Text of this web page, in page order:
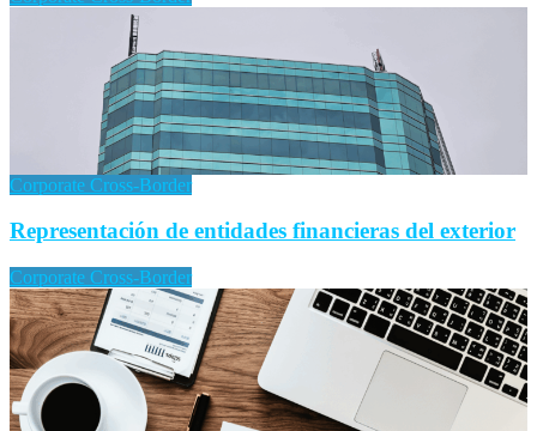
Corporate Cross-Border
Representación de entidades financieras del exterior
Corporate Cross-Border